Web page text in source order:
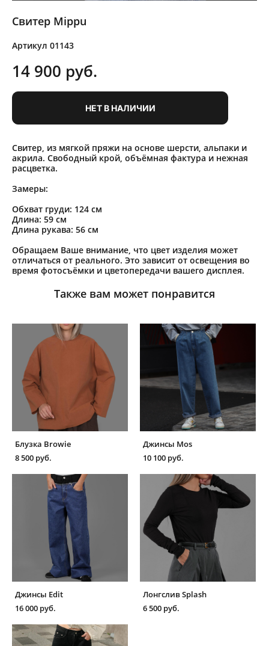
Свитер Mippu
Артикул 01143
14 900 pуб.
НЕТ В НАЛИЧИИ
Свитер, из мягкой пряжи на основе шерсти, альпаки и
акрила. Свободный крой, объёмная фактура и нежная
расцветка.
Замеры:
Обхват груди: 124 см
Длина: 59 см
Длина рукава: 56 см
Обращаем Ваше внимание, что цвет изделия может
отличаться от реального. Это зависит от освещения во
время фотосъёмки и цветопередачи вашего дисплея.
Также вам может понравится
Блузка Browie
8 500 pуб.
Джинсы Mos
10 100 pуб.
Джинсы Edit
16 000 pуб.
Лонгслив Splash
6 500 pуб.